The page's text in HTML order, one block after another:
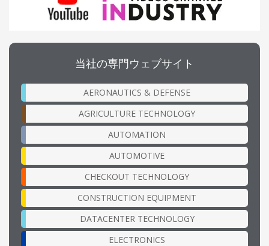
当社の専門ウェブサイト
AERONAUTICS & DEFENSE
AGRICULTURE TECHNOLOGY
AUTOMATION
AUTOMOTIVE
CHECKOUT TECHNOLOGY
CONSTRUCTION EQUIPMENT
DATACENTER TECHNOLOGY
ELECTRONICS